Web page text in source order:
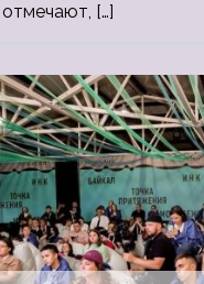
отмечают, […]